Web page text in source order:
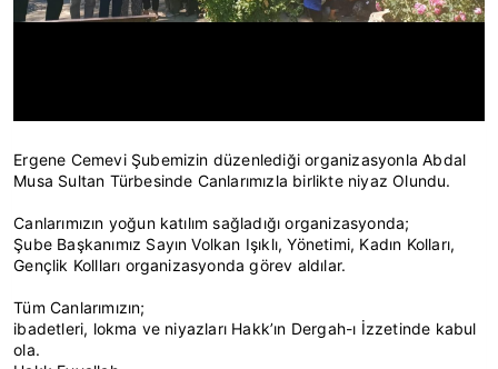
Ergene Cemevi Şubemizin düzenlediği organizasyonla Abdal
Musa Sultan Türbesinde Canlarımızla birlikte niyaz Olundu.
Canlarımızın yoğun katılım sağladığı organizasyonda;
Şube Başkanımız Sayın Volkan Işıklı, Yönetimi, Kadın Kolları,
Gençlik Kollları organizasyonda görev aldılar.
Tüm Canlarımızın;
ibadetleri, lokma ve niyazları Hakk’ın Dergah-ı İzzetinde kabul
ola.